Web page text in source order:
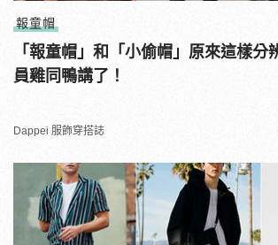
報童帽
「報童帽」和「小偷帽」原來這樣分
員雞同鴨講了！
Dappei 服飾穿搭誌